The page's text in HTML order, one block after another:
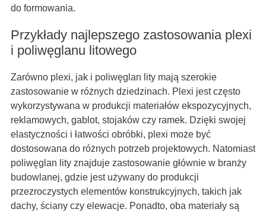
do formowania.
Przykłady najlepszego zastosowania plexi
i poliwęglanu litowego
Zarówno plexi, jak i poliwęglan lity mają szerokie
zastosowanie w różnych dziedzinach. Plexi jest często
wykorzystywana w produkcji materiałów ekspozycyjnych,
reklamowych, gablot, stojaków czy ramek. Dzięki swojej
elastyczności i łatwości obróbki, plexi może być
dostosowana do różnych potrzeb projektowych. Natomiast
poliwęglan lity znajduje zastosowanie głównie w branży
budowlanej, gdzie jest używany do produkcji
przezroczystych elementów konstrukcyjnych, takich jak
dachy, ściany czy elewacje. Ponadto, oba materiały są